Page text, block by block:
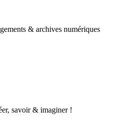
& archives numériques
savoir & imaginer !